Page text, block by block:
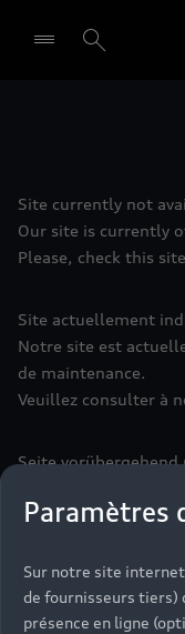
Paramètres
Sur notre site
de fournisseurs tiers)
présence en ligne
Site currently not
Our site is currently
Please, check this
Site actuellement
Notre site est
de maintenance.
Veuillez consulter à
Seite
vorübergehend
©2026AUDI AG. All